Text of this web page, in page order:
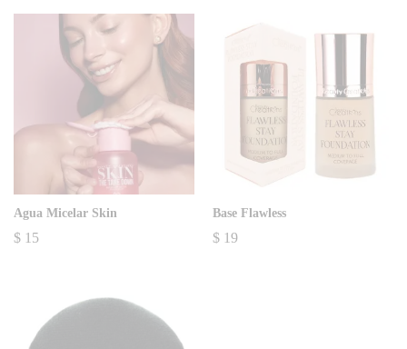
Agua Micelar Skin
$ 15
Base Flawless
$ 19